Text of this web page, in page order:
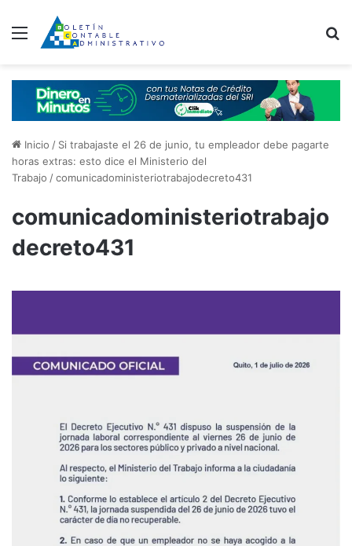
Menú
Inicio / Si trabajaste el 26 de junio, tu empleador debe pagarte
horas extras: esto dice el Ministerio del
Trabajo /comunicadoministeriotrabajodecreto431
comunicadoministeriotrabajo
decreto431